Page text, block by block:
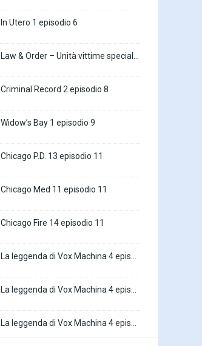
In Utero 1 episodio 6
Criminal Record 2 episodio 8
Widow’s Bay 1 episodio 9
Chicago P.D. 13 episodio 11
Chicago Med 11 episodio 11
Chicago Fire 14 episodio 11